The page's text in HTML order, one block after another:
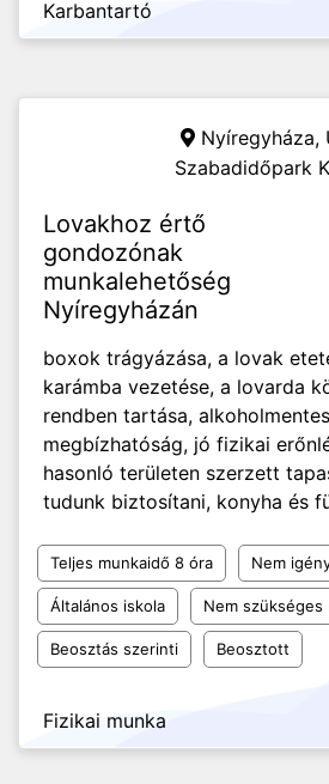
Karbantartó
Nyíregyháza,
Szabadidőpark
Lovakhoz értő
gondozónak
munkalehetőség
Nyíregyházán
boxok trágyázása, a lovak
karámba vezetése, a lovarda
rendben tartása,
megbízhatóság, jó fizikai
hasonló területen szerzett
tudunk biztosítani, konyha és
Teljes munkaidő 8 óra Nem
Általános iskola Nem szükséges
Beosztás szerinti Beosztott
Fizikai munka